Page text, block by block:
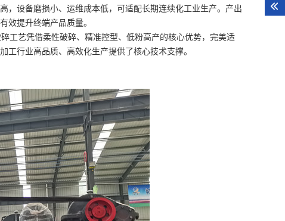
，设备磨损小、运维成本低，可适配长期连续化工业生产。产出
效提升终端产品质量。
工艺凭借柔性破碎、精准控型、低粉高产的核心优势，完美适
行业高品质、高效化生产提供了核心技术支撑。